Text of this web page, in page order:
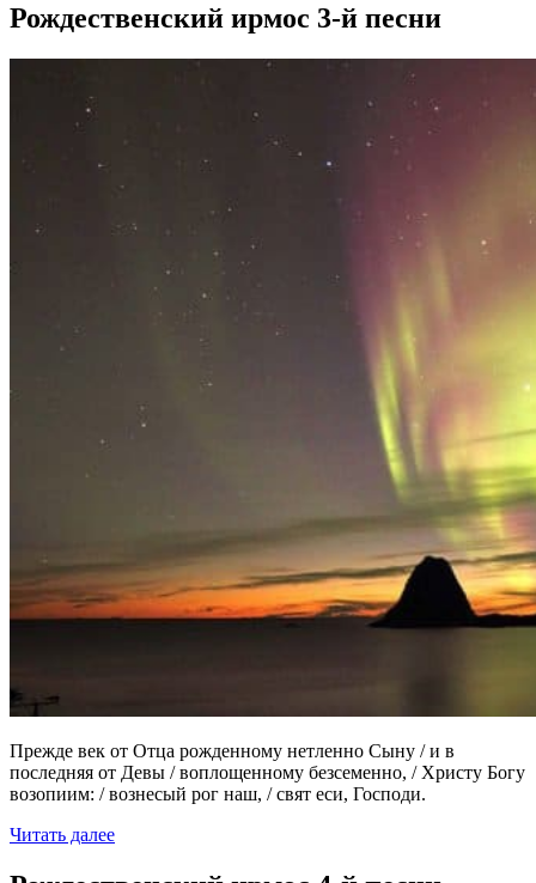
Рождественский ирмос 3-й песни
Прежде век от Отца рожденному нетленно Сыну / и в
последняя от Девы / воплощенному безсеменно, / Христу Богу
возопиим: / вознесый рог наш, / свят еси, Господи.
Читать далее